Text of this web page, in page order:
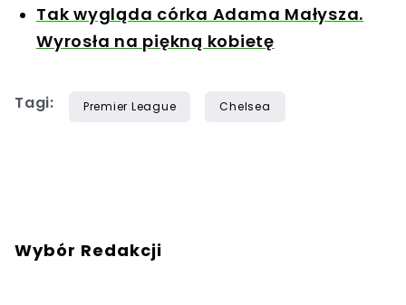
Tak wygląda córka Adama Małysza.
Wyrosła na piękną kobietę
Tagi: Premier League Chelsea
Wybór Redakcji